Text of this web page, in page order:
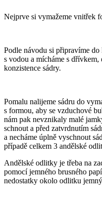
Nejprve si vymažeme vnitřek
Podle návodu si připravíme
s vodou a mícháme s dřívkem,
konzistence sádry.
Pomalu nalijeme sádru do
s formou, aby se vzduchové
nám pak nevznikaly malé
schnout a před zatvrdnutím
a necháme úplně vyschnout
případě celkem 3 andělské
Andělské odlitky je třeba na
pomocí jemného brusného
nedostatky okolo odlitku